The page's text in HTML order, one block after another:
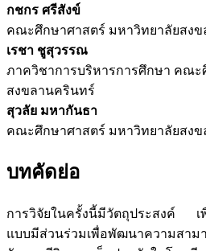
กชกร ศรีสังข์
คณะศึกษาศาสตร์ มหาวิทยาลัยสง
เรชา ชูสุวรรณ
ภาควิชาการบริหารการศึกษา คณะ
สงขลานครินทร์
สุวลัย มหากันธา
คณะศึกษาศาสตร์ มหาวิทยาลัยสง
บทคัดย่อ
การวิจัยในครั้งนี้มีวัตถุประสงค์ เ
แบบมีส่วนร่วมเพื่อพัฒนาความสาม